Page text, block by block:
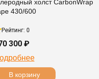
холст CarbonWrap
430/600
Рейтинг: 0
300 ₽
В корзину